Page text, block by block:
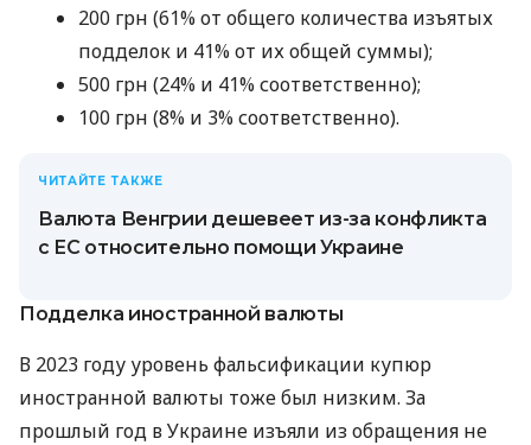
200 грн (61% от общего количества изъятых
подделок и 41% от их общей суммы);
500 грн (24% и 41% соответственно);
100 грн (8% и 3% соответственно).
ЧИТАЙТЕ ТАКЖЕ
Валюта Венгрии дешевеет из-за конфликта
с ЕС относительно помощи Украине
Подделка иностранной валюты
В 2023 году уровень фальсификации купюр
иностранной валюты тоже был низким. За
прошлый год в Украине изъяли из обращения не